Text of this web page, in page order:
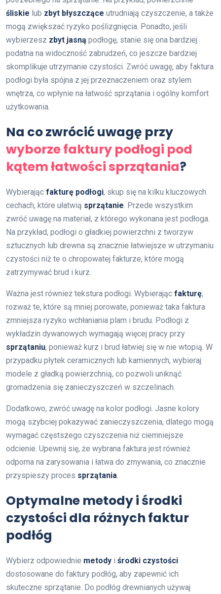
śliskie lub zbyt błyszczące utrudniają czyszczenie, a także
mogą zwiększać ryzyko poślizgnięcia. Ponadto, jeśli
wybierzesz zbyt jasną podłogę, stanie się ona bardziej
podatna na widoczność zabrudzeń, co jeszcze bardziej
skomplikuje utrzymanie czystości. Zwróć uwagę, aby faktura
podłogi była spójna z jej przeznaczeniem oraz stylem
wnętrza, co wpłynie na łatwość sprzątania i ogólny komfort
użytkowania.
Na co zwrócić uwagę przy
wyborze faktury podłogi pod
kątem łatwości sprzątania?
Wybierając fakturę podłogi, skup się na kilku kluczowych
cechach, które ułatwią sprzątanie. Przede wszystkim
zwróć uwagę na materiał, z którego wykonana jest podłoga.
Na przykład, podłogi o gładkiej powierzchni z tworzyw
sztucznych lub drewna są znacznie łatwiejsze w utrzymaniu
czystości niż te o chropowatej fakturze, które mogą
zatrzymywać brud i kurz.
Ważna jest również tekstura podłogi. Wybierając fakturę,
rozważ te, które są mniej porowate, ponieważ taka faktura
zmniejsza ryzyko wchłaniania plam i brudu. Podłogi z
wykładzin dywanowych wymagają więcej pracy przy
sprzątaniu, ponieważ kurz i brud łatwiej się w nie wtopią. W
przypadku płytek ceramicznych lub kamiennych, wybieraj
modele z gładką powierzchnią, co pozwoli uniknąć
gromadzenia się zanieczyszczeń w szczelinach.
Dodatkowo, zwróć uwagę na kolor podłogi. Jasne kolory
mogą szybciej pokazywać zanieczyszczenia, dlatego mogą
wymagać częstszego czyszczenia niż ciemniejsze
odcienie. Upewnij się, że wybrana faktura jest również
odporna na zarysowania i łatwa do zmywania, co znacznie
przyspieszy proces sprzątania.
Optymalne metody i środki
czystości dla różnych faktur
podłóg
Wybierz odpowiednie metody i środki czystości
dostosowane do faktury podłóg, aby zapewnić ich
skuteczne sprzątanie. Do podłóg drewnianych używaj